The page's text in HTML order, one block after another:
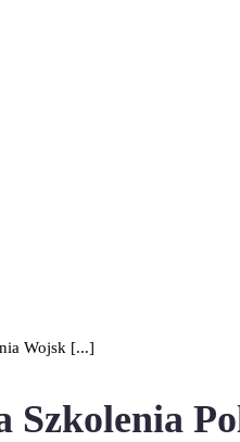
Wojsk [...]